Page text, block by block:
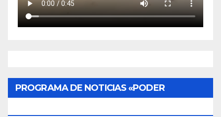
PROGRAMA DE NOTICIAS «PODER